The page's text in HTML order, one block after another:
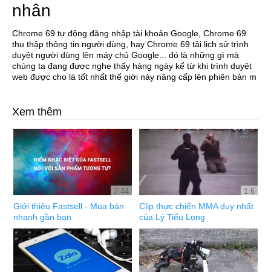
nhân
Chrome 69 tự động đăng nhập tài khoản Google, Chrome 69
thu thập thông tin người dùng, hay Chrome 69 tải lịch sử trình
duyệt người dùng lên máy chủ Google... đó là những gì mà
chúng ta đang được nghe thấy hàng ngày kể từ khi trình duyệt
web được cho là tốt nhất thế giới này nâng cấp lên phiên bản m
Xem thêm
2:44
Giới thiệu Fastsell - Mua bán
nhanh gần bạn
1:6
Clip thực chiến MMA duy nhất
của Lý Tiểu Long